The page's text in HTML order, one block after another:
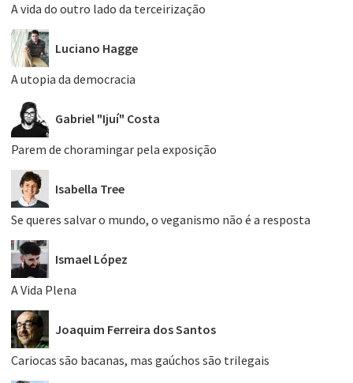
A vida do outro lado da terceirização
Luciano Hagge
A utopia da democracia
Gabriel "Ijuí" Costa
Parem de choramingar pela exposição
Isabella Tree
Se queres salvar o mundo, o veganismo não é a resposta
Ismael López
A Vida Plena
Joaquim Ferreira dos Santos
Cariocas são bacanas, mas gaúchos são trilegais